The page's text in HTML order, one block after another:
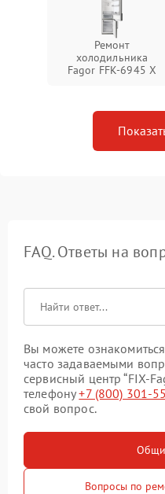
Ремонт
холодильника
Fagor FFK-6945 X
FAQ. Ответы на
Вы можете
часто задаваемыми
сервисный центр “FIX-
телефону+7 (800) 301-
свой вопрос.
Вопросы по